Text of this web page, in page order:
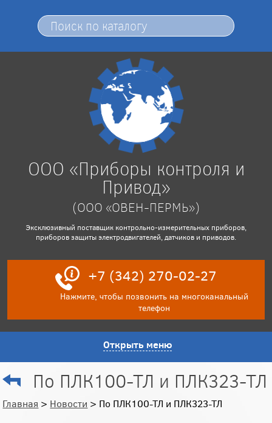
ООО «Приборы контроля и
Привод»
(ООО «ОВЕН-ПЕРМЬ»)
Эксклюзивный поставщик контрольно-измерительных приборов,
приборов защиты электродвигателей, датчиков и приводов.
+7 (342) 270-02-27
Нажмите, чтобы позвонить на многоканальный
телефон
Открыть меню
По ПЛК100-ТЛ и ПЛК323-ТЛ
Главная > Новости > По ПЛК100-ТЛ и ПЛК323-ТЛ